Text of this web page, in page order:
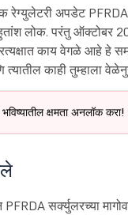
रेग्युलेटरी अपडेट
लोक. परंतु ऑक्टोबर
काय वेगळे आहे हे
त्यातील काही तुम्हाला
क्षमता अनलॉक करा!
सर्क्युलरच्या